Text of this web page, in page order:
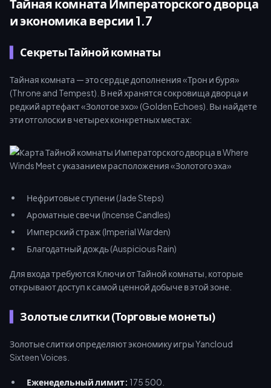
ветераны используют надежное [пополнение золотых
слитков Where Winds Meet]
для мгновенного доступа, пропуская гринд, чтобы сразиться
боссов.
Тайная комната Императорского дворца
и экономика версии 1.7
Секреты Тайной комнаты
Тайная комната — это сердце дополнения «Трон и буря»
(Throne and Tempest). В ней хранятся сокровища дворца и
редкий артефакт «Золотое эхо» (Golden Echoes). Вы найдете
эти отголоски в четырех конкретных местах:
Нефритовые ступени (Jade Steps)
Ароматные свечи (Incense Candles)
Имперский страж (Imperial Warden)
Благодатный дождь (Auspicious Rain)
Для входа требуются Ключи от Тайной комнаты, которые
открывают доступ к самой ценной добыче в этой зоне.
Золотые слитки (Торговые монеты)
Золотые слитки определяют экономику игры Yancloud
Sixteen Voices.
Еженедельный лимит: 175 500.